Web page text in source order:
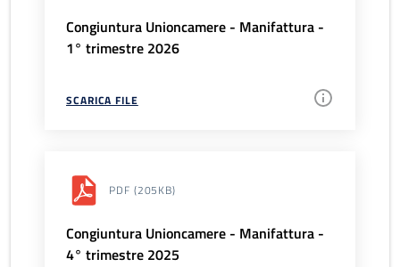
Congiuntura Unioncamere - Manifattura -
1° trimestre 2026
SCARICA FILE
PDF (205KB)
Congiuntura Unioncamere - Manifattura -
4° trimestre 2025